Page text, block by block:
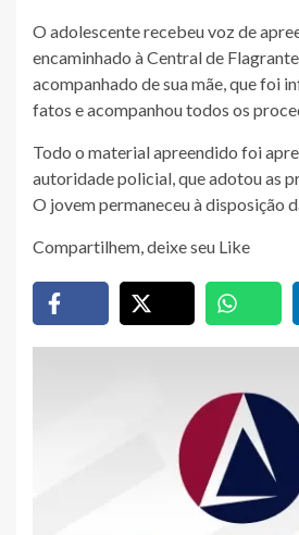
O adolescente recebeu voz de
encaminhado à Central de
acompanhado de sua mãe, que foi
fatos e acompanhou todos os
Todo o material apreendido foi
autoridade policial, que adotou as
O jovem permaneceu à disposição
Compartilhem, deixe seu Like